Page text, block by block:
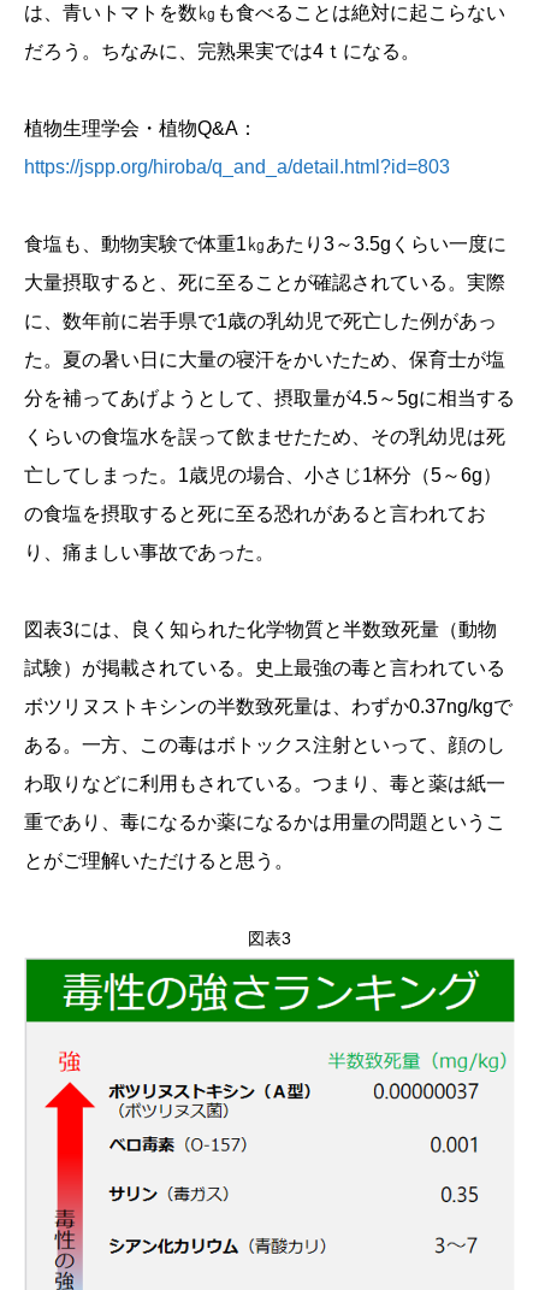
は、青いトマトを数㎏も食べることは絶対に起こらない
だろう。ちなみに、完熟果実では4ｔになる。
植物生理学会・植物Q&A：
https://jspp.org/hiroba/q_and_a/detail.html?id=803
食塩も、動物実験で体重1㎏あたり3～3.5gくらい一度に
大量摂取すると、死に至ることが確認されている。実際
に、数年前に岩手県で1歳の乳幼児で死亡した例があっ
た。夏の暑い日に大量の寝汗をかいたため、保育士が塩
分を補ってあげようとして、摂取量が4.5～5gに相当する
くらいの食塩水を誤って飲ませたため、その乳幼児は死
亡してしまった。1歳児の場合、小さじ1杯分（5～6g）
の食塩を摂取すると死に至る恐れがあると言われてお
り、痛ましい事故であった。
図表3には、良く知られた化学物質と半数致死量（動物
試験）が掲載されている。史上最強の毒と言われている
ボツリヌストキシンの半数致死量は、わずか0.37ng/kgで
ある。一方、この毒はボトックス注射といって、顔のし
わ取りなどに利用もされている。つまり、毒と薬は紙一
重であり、毒になるか薬になるかは用量の問題というこ
とがご理解いただけると思う。
図表3